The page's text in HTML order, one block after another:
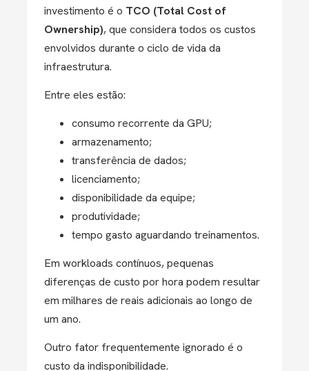
investimento é o TCO (Total Cost of
Ownership), que considera todos os custos
envolvidos durante o ciclo de vida da
infraestrutura.
Entre eles estão:
consumo recorrente da GPU;
armazenamento;
transferência de dados;
licenciamento;
disponibilidade da equipe;
produtividade;
tempo gasto aguardando treinamentos.
Em workloads contínuos, pequenas
diferenças de custo por hora podem resultar
em milhares de reais adicionais ao longo de
um ano.
Outro fator frequentemente ignorado é o
custo da indisponibilidade.